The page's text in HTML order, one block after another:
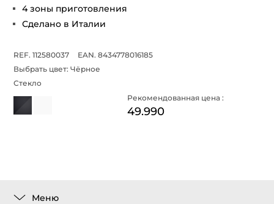
4 зоны приготовления
Сделано в Италии
REF. 112580037
EAN. 8434778016185
Выбрать цвет:Чёрное
Стекло
Рекомендованная цена :
49.990
Меню